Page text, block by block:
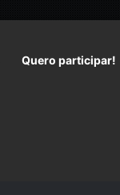
Quero participar!